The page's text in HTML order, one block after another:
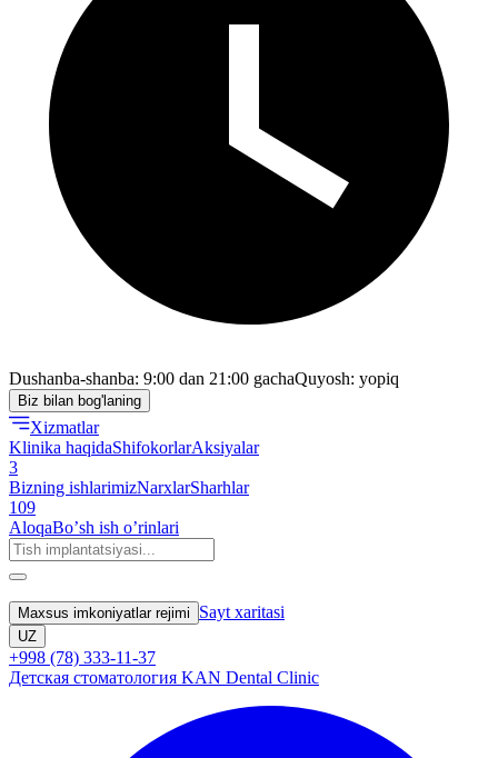
Dushanba-shanba: 9:00 dan 21:00 gachaQuyosh: yopiq
Biz bilan bog'laning
Xizmatlar
Klinika haqidaShifokorlarAksiyalar
3
Bizning ishlarimizNarxlarSharhlar
109
AloqaBoʼsh ish oʼrinlari
Maxsus imkoniyatlar rejimi Sayt xaritasi
UZ
+998 (78) 333-11-37
Детская стоматология KAN Dental Clinic